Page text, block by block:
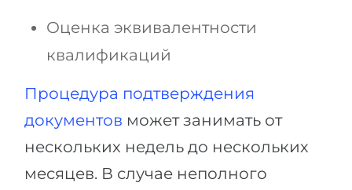
Оценка эквивалентности
квалификаций
Процедура подтверждения
документов может занимать от
нескольких недель до нескольких
месяцев. В случае неполного